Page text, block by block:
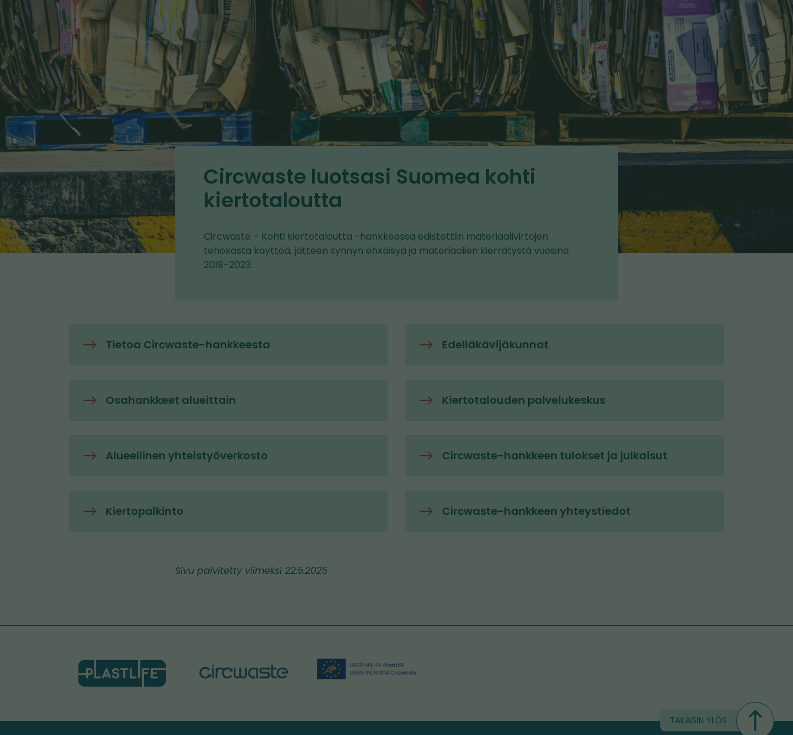
Circwaste luotsasi Suomea kohti
kiertotaloutta
Circwaste – Kohti kiertotaloutta -hankkeessa edistettiin materiaalivirtojen
tehokasta käyttöä, jätteen synnyn ehkäisyä ja materiaalien kierrätystä vuosina
2019–2023.
Tietoa Circwaste-hankkeesta Edelläkävijäkunnat
Osahankkeet alueittain Kiertotalouden palvelukeskus
Alueellinen yhteistyöverkosto Circwaste-hankkeen tulokset ja julkaisut
Kiertopalkinto Circwaste-hankkeen yhteystiedot
Sivu päivitetty viimeksi 22.5.2025
TAKAISIN YLÖS